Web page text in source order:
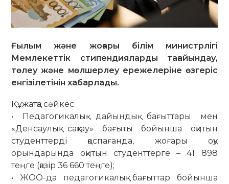
Ғылым және жоғары білім министрлігі
Мемлекеттік стипендияларды тағайындау,
төлеу және мөлшерлеу ережелеріне өзгеріс
енгізілетінін хабарлады.
Құжатқа сәйкес:
• Педагогикалық дайындық бағыттары мен
«Денсаулық сақтау» бағыты бойынша оқитын
студенттерді қоспағанда, жоғары оқу
орындарында оқитын студенттерге – 41 898
теңге (қазір 36 660 теңге);
• ЖОО-да педагогикалық бағыттар бойынша